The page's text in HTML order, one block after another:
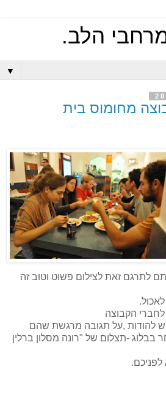
מרחבי הלב.
▼
מחומוס בית
לתרגם זאת לצילום פשוט וטוב זה
לחברי הקבוצה
להודות ,על תגובה מרגשת שהם
בבלוג -תצלום של "רונה מסלון ברלין
לפניכם.